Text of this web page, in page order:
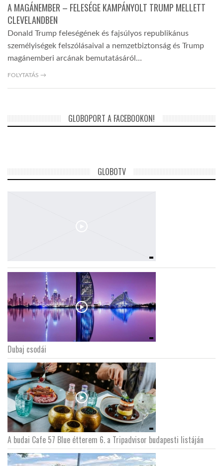
GLOBOTV BP
HÍR3D
TROPICALMAGAZIN
A NAP SZÉPE
DOBRAVERO.HU
LATIMO.HU
GLOBOBOOK
A MAGÁNEMBER – FELESÉGE KAMPÁNYOLT TRUMP MELLETT
CLEVELANDBEN
Donald Trump feleségének és fajsúlyos republikánus
személyiségek felszólásaival a nemzetbiztonság és Trump
magánemberi arcának bemutatásáról…
FOLYTATÁS →
GLOBOPORT A FACEBOOKON!
GLOBOTV
Dubaj csodái
A budai Cafe 57 Blue étterem 6. a Tripadvisor budapesti listáján